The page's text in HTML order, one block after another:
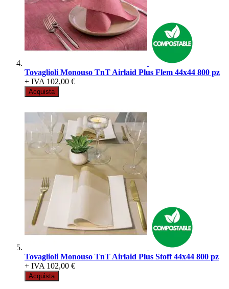
Tovaglioli Monouso TnT Airlaid Plus Flem 44x44 800 pz
+ IVA 102,00 €
Acquista
Tovaglioli Monouso TnT Airlaid Plus Stoff 44x44 800 pz
+ IVA 102,00 €
Acquista